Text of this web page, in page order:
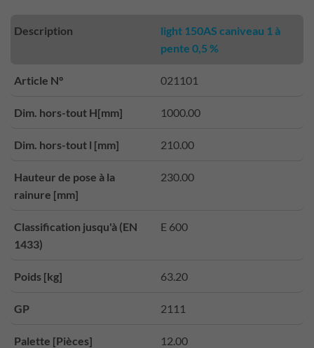
Description
light 150AS caniveau 1 à
pente 0,5 %
Article N° 021101
Dim. hors-tout H[mm] 1000.00
Dim. hors-tout l [mm] 210.00
Hauteur de pose à la
rainure [mm]
230.00
Classification jusqu'à (EN
1433)
E 600
Poids [kg] 63.20
GP 2111
Palette [Pièces] 12.00